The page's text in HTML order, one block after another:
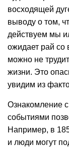
восходящей
выводу о том,
действуем мы
ожидает рай со
можно не
жизни. Это
увидим из
Ознакомление
событиями
Например, в
и люди могут